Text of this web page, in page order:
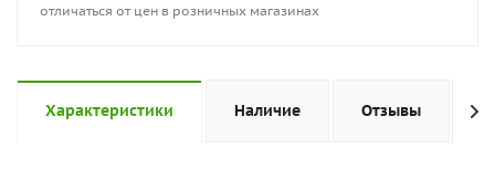
отличаться от цен в розничных магазинах
Характеристики Наличие Отзывы